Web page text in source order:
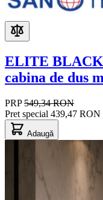
ELITE
cabina de dus
PRP 549,34 RON
Pret special 439,47 RON
Adaugă